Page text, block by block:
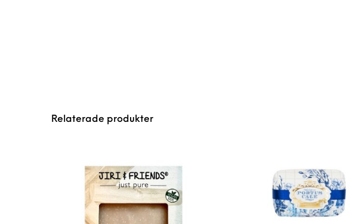
Relaterade produkter